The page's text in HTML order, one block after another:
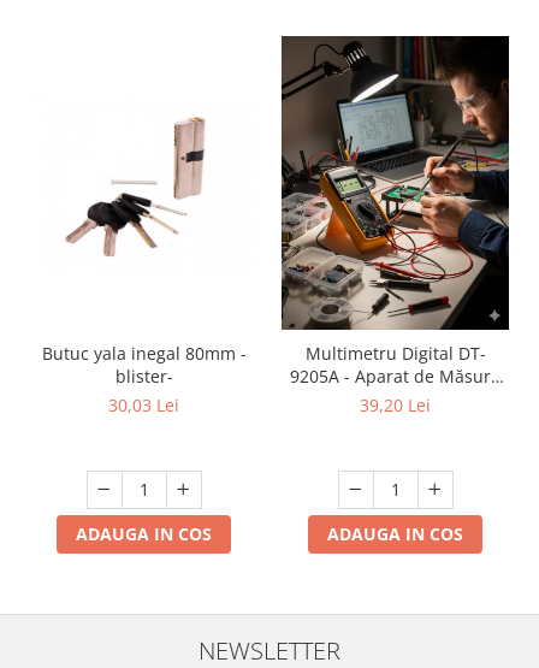
Butuc yala inegal 80mm -
blister-
30,03 Lei
ADAUGA IN COS
Multimetru Digital DT-
9205A - Aparat de Măsură
Tensiune AC/DC, Curent,
39,20 Lei
ADAUGA IN COS
NEWSLETTER